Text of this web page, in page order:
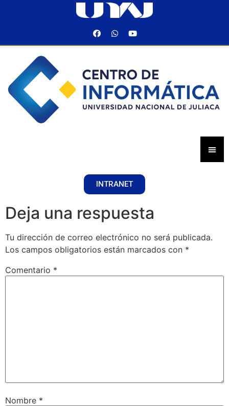
INTRANET
Deja una respuesta
Tu dirección de correo electrónico no será publicada.
Los campos obligatorios están marcados con *
Comentario *
Nombre *